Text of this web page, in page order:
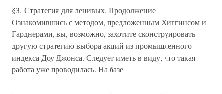
§3. Стратегия для ленивых. Продолжение
Ознакомившись с методом, предложенным Хиггинсом и
Гарднерами, вы, возможно, захотите сконструировать
другую стратегию выбора акций из промышленного
индекса Доу Джонса. Следует иметь в виду, что такая
работа уже проводилась. На базе